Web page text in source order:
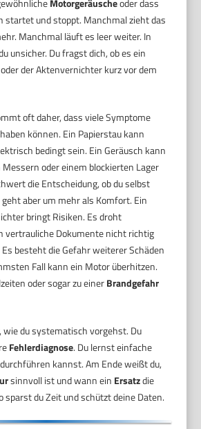
startet und stoppt. Manchmal zieht das
Manchmal läuft es leer weiter. In
unsicher. Du fragst dich, ob es ein
der Aktenvernichter kurz vor dem
oft daher, dass viele Symptome
können. Ein Papierstau kann
bedingt sein. Ein Geräusch kann
oder einem blockierten Lager
die Entscheidung, ob du selbst
aber um mehr als Komfort. Ein
bringt Risiken. Es droht
vertrauliche Dokumente nicht richtig
besteht die Gefahr weiterer Schäden
Fall kann ein Motor überhitzen.
oder sogar zu einerBrandgefahr
wie du systematisch vorgehst. Du
Fehlerdiagnose. Du lernst einfache
kannst. Am Ende weißt du,
sinnvoll ist und wann ein Ersatzdie
sparst du Zeit und schützt deine Daten.